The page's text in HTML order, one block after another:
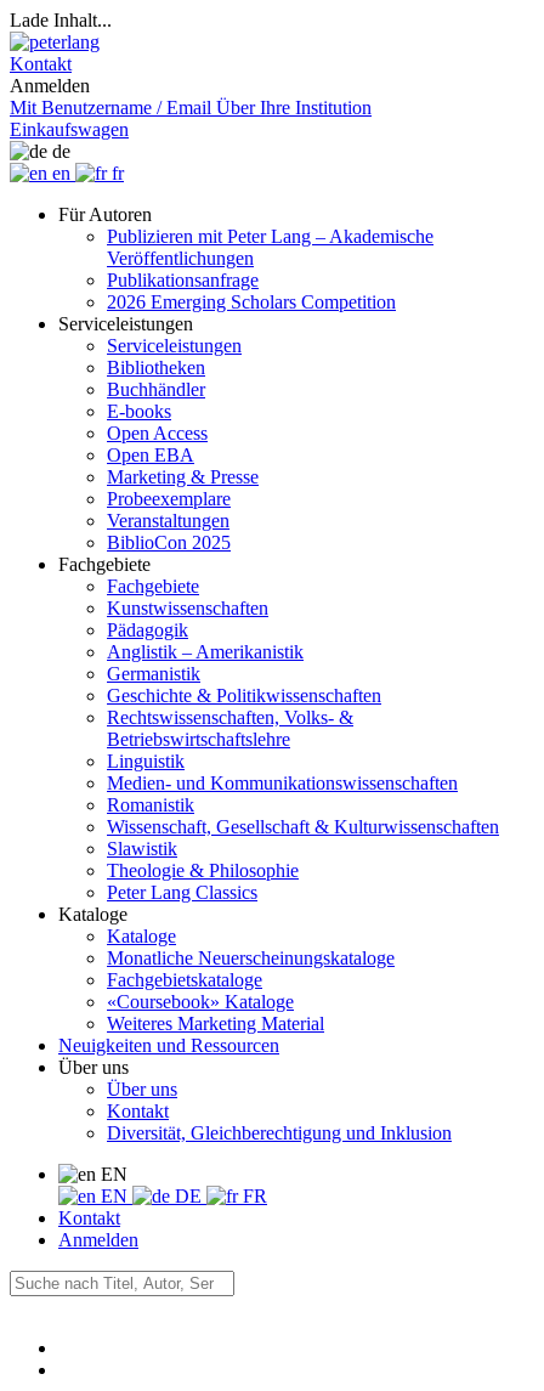
Lade Inhalt...
Kontakt
Anmelden
Mit Benutzername / Email Über Ihre Institution
Einkaufswagen
de
en
fr
Für Autoren
Publizieren mit Peter Lang – Akademische
Veröffentlichungen
Publikationsanfrage
2026 Emerging Scholars Competition
Serviceleistungen
Serviceleistungen
Bibliotheken
Buchhändler
E-books
Open Access
Open EBA
Marketing & Presse
Probeexemplare
Veranstaltungen
BiblioCon 2025
Fachgebiete
Fachgebiete
Kunstwissenschaften
Pädagogik
Anglistik – Amerikanistik
Germanistik
Geschichte & Politikwissenschaften
Rechtswissenschaften, Volks- &
Betriebswirtschaftslehre
Linguistik
Medien- und Kommunikationswissenschaften
Romanistik
Wissenschaft, Gesellschaft & Kulturwissenschaften
Slawistik
Theologie & Philosophie
Peter Lang Classics
Kataloge
Kataloge
Monatliche Neuerscheinungskataloge
Fachgebietskataloge
«Coursebook» Kataloge
Weiteres Marketing Material
Neuigkeiten und Ressourcen
Über uns
Über uns
Kontakt
Diversität, Gleichberechtigung und Inklusion
EN
EN
DE
FR
Kontakt
Anmelden